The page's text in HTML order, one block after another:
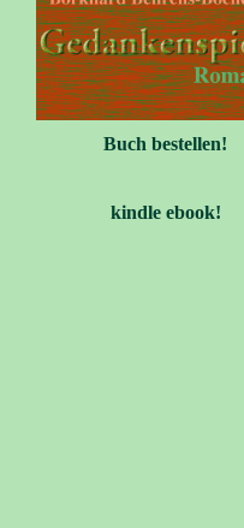
Buch bestellen!
kindle ebook!